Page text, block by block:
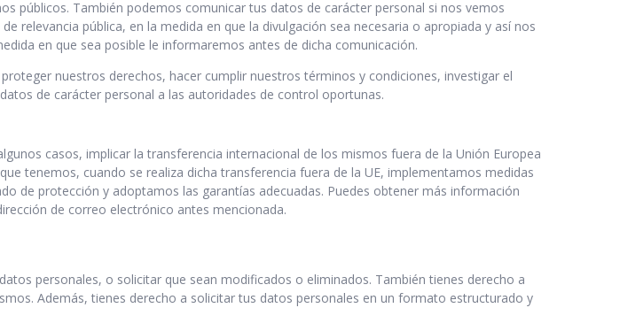
públicos. También podemos comunicar tus datos de carácter personal si nos vemos
relevancia pública, en la medida en que la divulgación sea necesaria o apropiada y así nos
en que sea posible le informaremos antes de dicha comunicación.
nuestros derechos, hacer cumplir nuestros términos y condiciones, investigar el
de carácter personal a las autoridades de control oportunas.
casos, implicar la transferencia internacional de los mismos fuera de la Unión Europea
tenemos, cuando se realiza dicha transferencia fuera de la UE, implementamos medidas
de protección y adoptamos las garantías adecuadas. Puedes obtener más información
de correo electrónico antes mencionada.
personales, o solicitar que sean modificados o eliminados. También tienes derecho a
Además, tienes derecho a solicitar tus datos personales en un formato estructurado y